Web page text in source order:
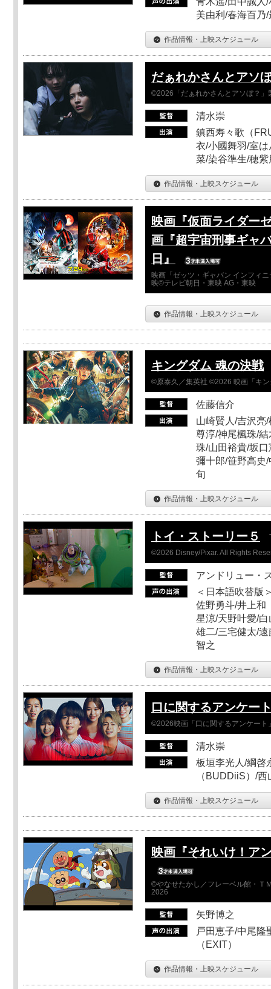
美由利/春海百乃
作品情報・上映スケジュール
だぁれかさんとアソ
©2026「だぁれかさんとアソぼ？」
清水崇
鎮西寿々歌（
衣/小國舞羽/室
菜/染谷準生/穂
作品情報・上映スケジュール
映画『仮面ライダー
画『超宇宙刑事ギャ
日』
映画「ゼッツ・ギャバン インフィ
映©テレビ朝日・東映 AG・東映
作品情報・上映スケジュール
キングダム 魂の決戦
©原泰久／集英社 ©2026 映画「キ
佐藤信介
山崎賢人/吉沢亮
尊淳/神尾楓珠/
珠/山田裕貴/坂
彌十郎/笹野高史
旬
作品情報・上映スケジュール
トイ・ストーリー５
©2026 Disney/Pixar. All Rights
アンドリュー・
＜日本語吹替版
佐野勇斗/井上和
星涼/天野叶愛/
雄二/三宅健太/
智之
作品情報・上映スケジュール
口に関するアンケー
©2026映画「口に関するアンケート
清水崇
板垣李光人/綱啓
（BUDDiiS）/
作品情報・上映スケジュール
映画『それいけ！ア
©やなせたかし／フレーベル館・Ｔ
2026
矢野博之
戸田恵子/中尾隆
（EXIT）
作品情報・上映スケジュール